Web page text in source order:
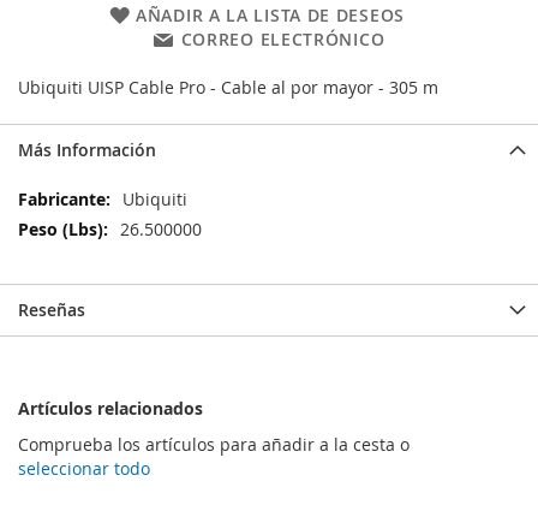
AÑADIR A LA LISTA DE DESEOS
CORREO ELECTRÓNICO
Ubiquiti UISP Cable Pro - Cable al por mayor - 305 m
Más Información
Más
Información
Ubiquiti
26.500000
Reseñas
Artículos relacionados
Comprueba los artículos para añadir a la cesta o
seleccionar todo